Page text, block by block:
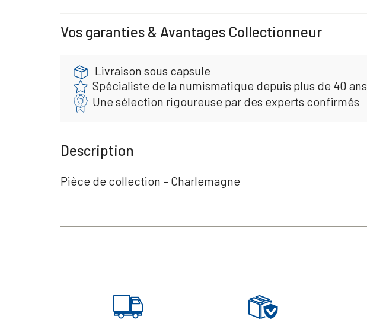
Vos garanties & Avantages Collectionneur
Livraison sous capsule
Spécialiste de la numismatique depuis plus de 40 ans
Une sélection rigoureuse par des experts confirmés
Description
Pièce de collection – Charlemagne